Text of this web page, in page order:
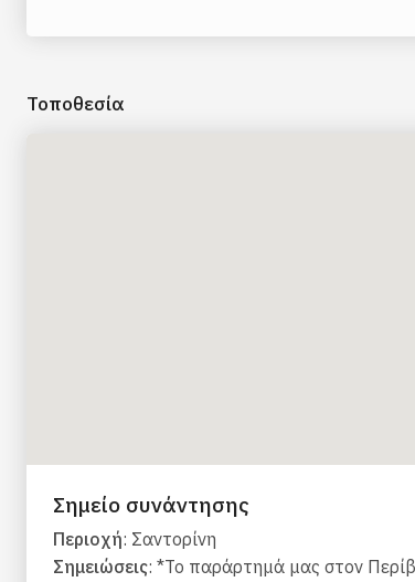
Τοποθεσία
Σημείο συνάντησης
Περιοχή: Σαντορίνη
Σημειώσεις: *Το παράρτημά μας στον